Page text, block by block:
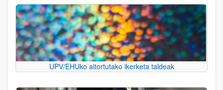
UPV/EHUko aitortutako ikerketa taldeak